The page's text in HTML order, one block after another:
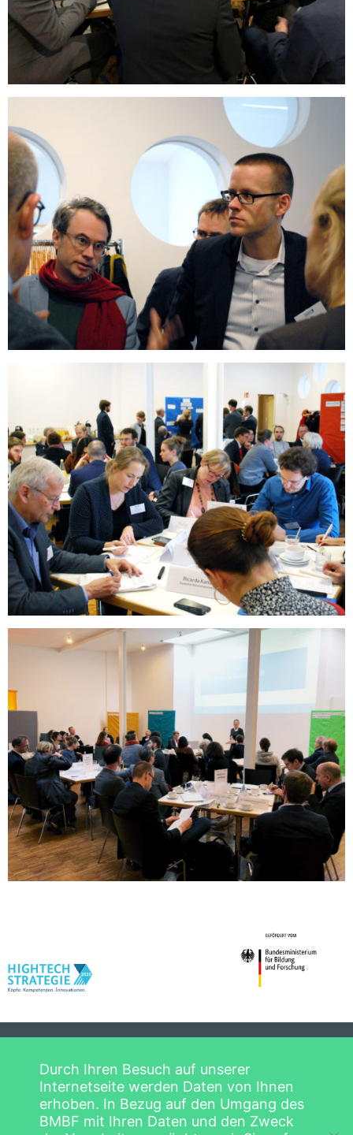
Startseite
Hightech-Forum
Mitglieder
Beratungsthemen
Datenschutzerklärung
Impressum
Copyright © 2026
Hightech-Forum
Durch Ihren Besuch auf unserer
Internetseite werden Daten von Ihnen
erhoben. In Bezug auf den Umgang des
BMBF mit Ihren Daten und den Zweck